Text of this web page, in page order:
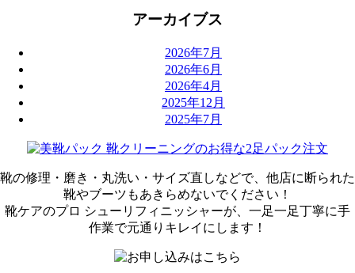
アーカイブス
2026年7月
2026年6月
2026年4月
2025年12月
2025年7月
靴の修理・磨き・丸洗い・サイズ直しなどで、 他店に断られた
靴やブーツもあきらめないでください！
靴ケアのプロ シューリフィニッシャーが、 一足一足丁寧に手
作業で元通りキレイにします！